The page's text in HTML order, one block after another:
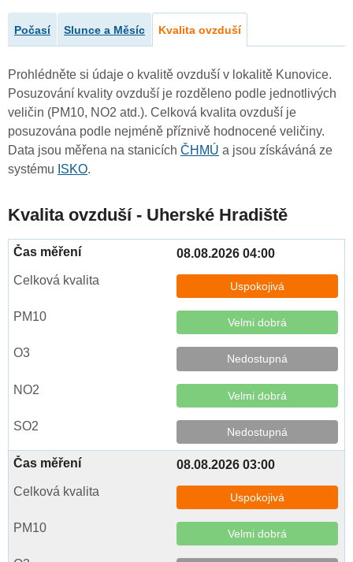
Počasí Slunce a Měsíc Kvalita ovzduší
Prohlédněte si údaje o kvalitě ovzduší v lokalitě Kunovice.
Posuzování kvality ovzduší je rozděleno podle jednotlivých
veličin (PM10, NO2 atd.). Celková kvalita ovzduší je
posuzována podle nejméně příznivě hodnocené veličiny.
Data jsou měřena na stanicích ČHMÚ a jsou získáváná ze
systému ISKO.
Kvalita ovzduší - Uherské Hradiště
08.08.2026 04:00
Uspokojivá
Velmi dobrá
Nedostupná
Velmi dobrá
Nedostupná
08.08.2026 03:00
Uspokojivá
Velmi dobrá